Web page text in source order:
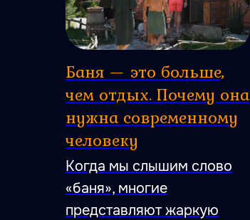
Баня — это больше,
чем отдых. Почему она
нужна современному
человеку
Когда мы слышим слово
«баня», многие
представляют жаркую